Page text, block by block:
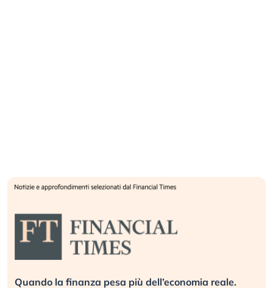
Quando la finanza pesa più dell’economia reale.